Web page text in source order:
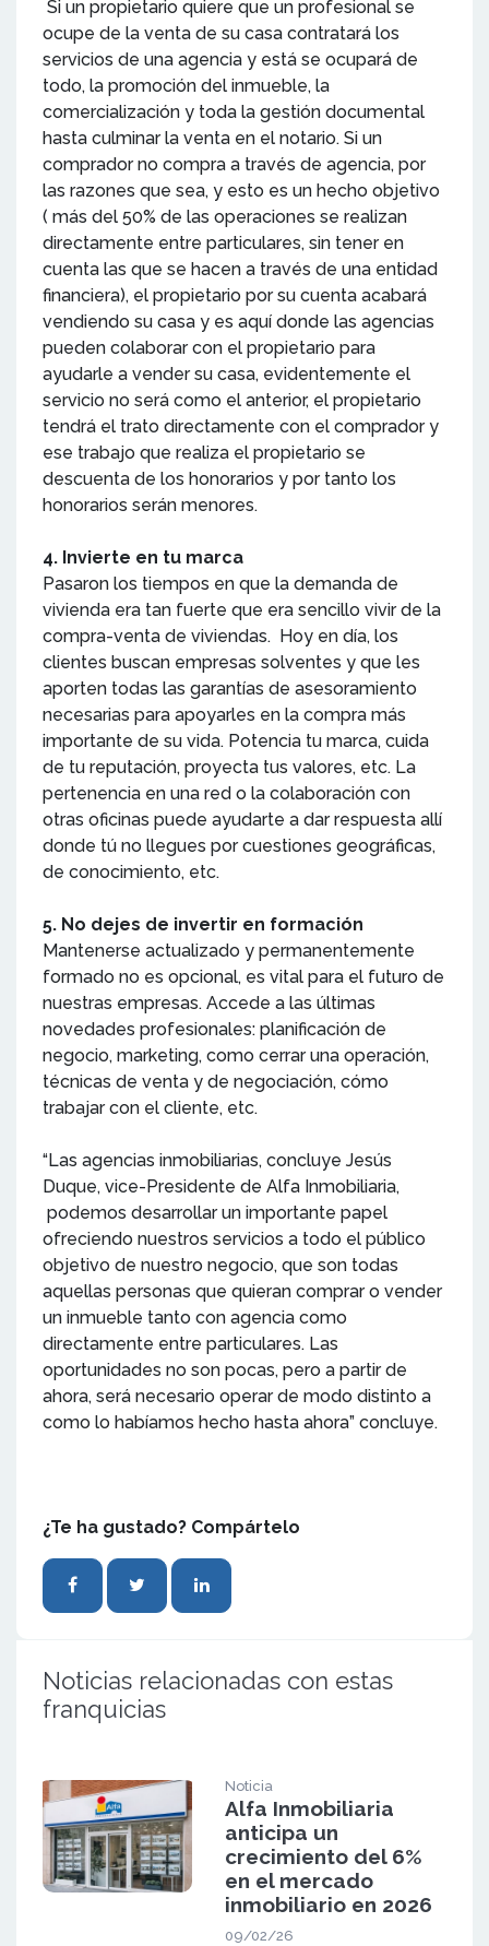
Si un propietario quiere que un profesional se
ocupe de la venta de su casa contratará los
servicios de una agencia y está se ocupará de
todo, la promoción del inmueble, la
comercialización y toda la gestión documental
hasta culminar la venta en el notario. Si un
comprador no compra a través de agencia, por
las razones que sea, y esto es un hecho objetivo
( más del 50% de las operaciones se realizan
directamente entre particulares, sin tener en
cuenta las que se hacen a través de una entidad
financiera), el propietario por su cuenta acabará
vendiendo su casa y es aquí donde las agencias
pueden colaborar con el propietario para
ayudarle a vender su casa, evidentemente el
servicio no será como el anterior, el propietario
tendrá el trato directamente con el comprador y
ese trabajo que realiza el propietario se
descuenta de los honorarios y por tanto los
honorarios serán menores.
4. Invierte en tu marca
Pasaron los tiempos en que la demanda de
vivienda era tan fuerte que era sencillo vivir de la
compra-venta de viviendas. Hoy en día, los
clientes buscan empresas solventes y que les
aporten todas las garantías de asesoramiento
necesarias para apoyarles en la compra más
importante de su vida. Potencia tu marca, cuida
de tu reputación, proyecta tus valores, etc. La
pertenencia en una red o la colaboración con
otras oficinas puede ayudarte a dar respuesta allí
donde tú no llegues por cuestiones geográficas,
de conocimiento, etc.
5. No dejes de invertir en formación
Mantenerse actualizado y permanentemente
formado no es opcional, es vital para el futuro de
nuestras empresas. Accede a las últimas
novedades profesionales: planificación de
negocio, marketing, como cerrar una operación,
técnicas de venta y de negociación, cómo
trabajar con el cliente, etc.
“Las agencias inmobiliarias, concluye Jesús
Duque, vice-Presidente de Alfa Inmobiliaria,
podemos desarrollar un importante papel
ofreciendo nuestros servicios a todo el público
objetivo de nuestro negocio, que son todas
aquellas personas que quieran comprar o vender
un inmueble tanto con agencia como
directamente entre particulares. Las
oportunidades no son pocas, pero a partir de
ahora, será necesario operar de modo distinto a
como lo habíamos hecho hasta ahora” concluye.
¿Te ha gustado? Compártelo
Noticias relacionadas con estas
franquicias
Noticia
Alfa Inmobiliaria
anticipa un
crecimiento del 6%
en el mercado
inmobiliario en 2026
09/02/26